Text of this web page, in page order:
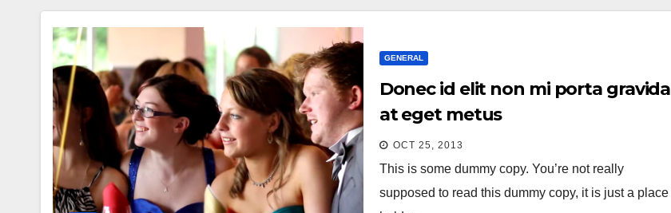
GENERAL
Donec id elit non mi porta gravida
at eget metus
OCT 25, 2013
This is some dummy copy. You’re not really
supposed to read this dummy copy, it is just a place